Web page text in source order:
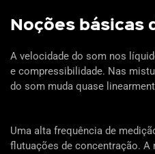
Noções básicas
A velocidade do som nos
e compressibilidade. Nas
do som muda quase
Uma alta frequência de
flutuações de concentração. A